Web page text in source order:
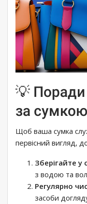
💡
за сумкою
Щоб ваша сумка
первісний вигляд,
Зберігайте у
з водою та
Регулярно
засоби